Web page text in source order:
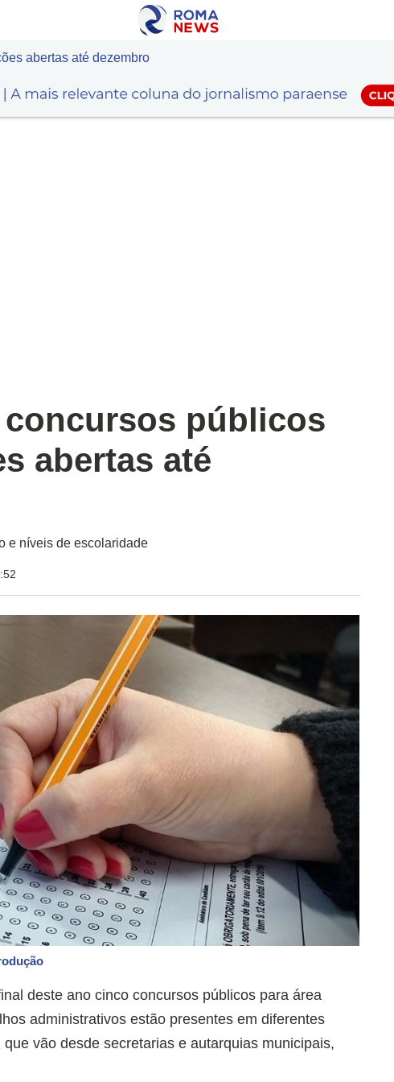
abertas até dezembro
públicos
abertas até
e níveis de escolaridade
deste ano cinco concursos públicos para área
administrativos estão presentes em diferentes
vão desde secretarias e autarquias municipais,